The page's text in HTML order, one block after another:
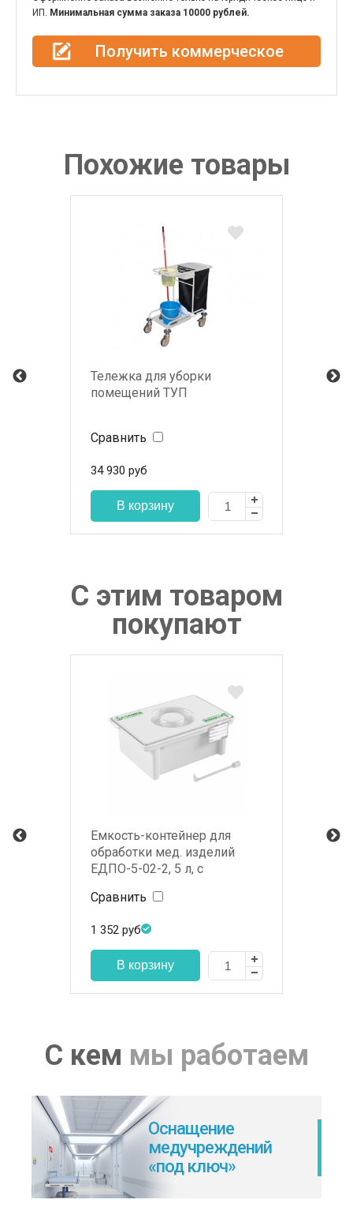
ИП. Минимальная сумма заказа 10000 рублей.
Получить коммерческое
Похожие товары
Тележка для уборки
помещений ТУП
Сравнить
34 930 руб
С этим товаром
покупают
Емкость-контейнер для
обработки мед. изделий
ЕДПО-5-02-2, 5 л, с
Сравнить
1 352 руб
С кем мы работаем
Оснащение
медучреждений
«под ключ»